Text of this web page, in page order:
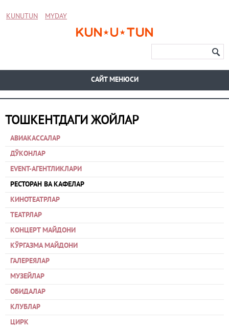
KUNUTUN MYDAY
CАЙТ МЕНЮСИ
ТОШКЕНТДАГИ ЖОЙЛАР
АВИАКАССАЛАР
ДЎКОНЛАР
EVENT-АГЕНТЛИКЛАРИ
РЕСТОРАН ВА КАФЕЛАР
КИНОТЕАТРЛАР
ТЕАТРЛАР
КОНЦЕРТ МАЙДОНИ
КЎРГАЗМА МАЙДОНИ
ГАЛЕРЕЯЛАР
МУЗЕЙЛАР
ОБИДАЛАР
КЛУБЛАР
ЦИРК